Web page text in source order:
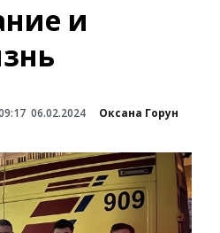
и
06.02.2024 Оксана Горун